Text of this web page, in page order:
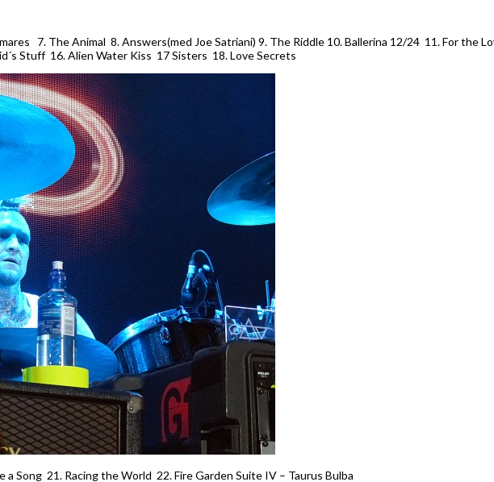
7. The Animal 8. Answers(med Joe Satriani) 9. The Riddle 10. Ballerina 12/24 11. For the
Stuff 16. Alien Water Kiss 17 Sisters 18. Love Secrets
a Song 21. Racing the World 22. Fire Garden Suite IV – Taurus Bulba